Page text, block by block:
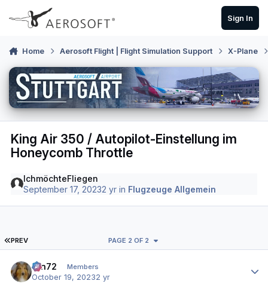
Skip to content
Sign In
Home Aerosoft Flight | Flight Simulation Support X-Plane
King Air 350 / Autopilot-Einstellung im
Honeycomb Throttle
IchmöchteFliegen
September 17, 20232 yr in Flugzeuge Allgemein
FIRST PAGE
PREV PAGE 2 OF 2
ron72 Members
October 19, 20232 yr